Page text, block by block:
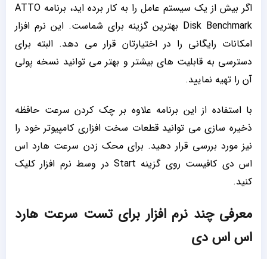
اگر بیش از یک سیستم عامل را به کار برده اید، برنامه ATTO
Disk Benchmark بهترین گزینه برای شماست. این نرم ‌افزار
امکانات رایگانی را در اختیارتان قرار می دهد. البته برای
دسترسی به قابلیت های بیشتر و بهتر می توانید نسخه پولی
آن را تهیه نمایید.
با استفاده از این برنامه علاوه بر چک کردن سرعت حافظه
ذخیره سازی می توانید قطعات سخت افزاری کامپیوتر خود را
نیز مورد بررسی قرار دهید. برای محک زدن سرعت هارد اس
اس دی کافیست روی گزینه Start در وسط نرم افزار کلیک
کنید.
معرفی چند نرم افزار برای تست سرعت هارد
اس اس دی